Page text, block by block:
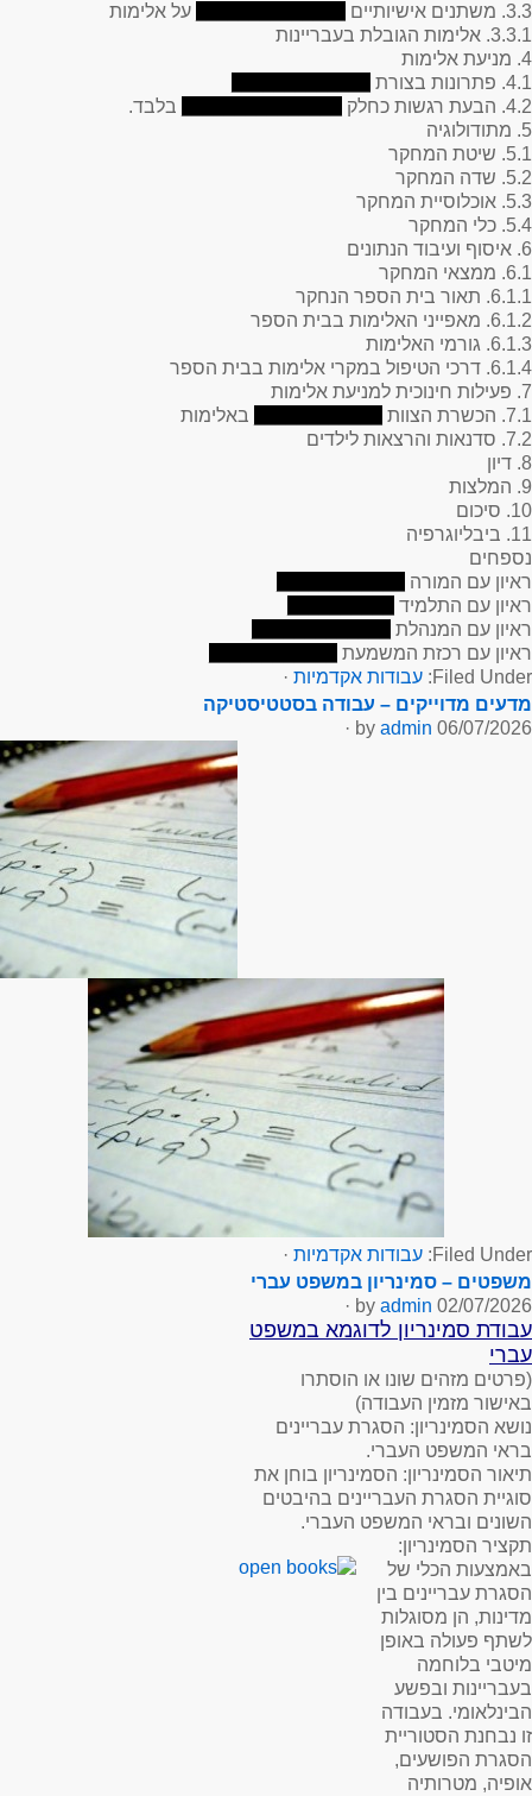
3.3. משתנים אישיותיים
על אלימות
3.3.1. אלימות הגובלת בעבריינות
4. מניעת אלימות
4.1. פתרונות בצורת
4.2. הבעת רגשות כחלק
בלבד.
5. מתודולוגיה
5.1. שיטת המחקר
5.2. שדה המחקר
5.3. אוכלוסיית המחקר
5.4. כלי המחקר
6. איסוף ועיבוד הנתונים
6.1. ממצאי המחקר
6.1.1. תאור בית הספר הנחקר
6.1.2. מאפייני האלימות בבית הספר
6.1.3. גורמי האלימות
6.1.4. דרכי הטיפול במקרי אלימות בבית הספר
7. פעילות חינוכית למניעת אלימות
7.1. הכשרת הצוות
באלימות
7.2. סדנאות והרצאות לילדים
8. דיון
9. המלצות
10. סיכום
11. ביבליוגרפיה
נספחים
ראיון עם המורה
ראיון עם התלמיד
ראיון עם המנהלת
ראיון עם רכזת המשמעת
Filed Under: עבודות אקדמיות ·
מדעים מדוייקים – עבודה בסטטיסטיקה
06/07/2026
admin
·
Filed Under: עבודות אקדמיות ·
משפטים – סמינריון במשפט עברי
02/07/2026
admin
·
עבודת סמינריון לדוגמא במשפט
עברי
(פרטים מזהים שונו או הוסתרו
באישור מזמין העבודה)
נושא הסמינריון: הסגרת עבריינים
בראי המשפט העברי.
תיאור הסמינריון: הסמינריון בוחן את
סוגיית הסגרת העבריינים בהיבטים
השונים ובראי המשפט העברי.
תקציר הסמינריון:
באמצעות הכלי של
הסגרת עבריינים בין
מדינות, הן מסוגלות
לשתף פעולה באופן
מיטבי בלוחמה
בעבריינות ובפשע
הבינלאומי. בעבודה
זו נבחנת הסטוריית
הסגרת הפושעים,
אופיה, מטרותיה